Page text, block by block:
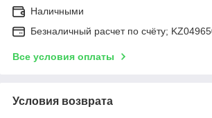
Наличными
Безналичный расчет по счёту;
Все условия оплаты
Условия возврата